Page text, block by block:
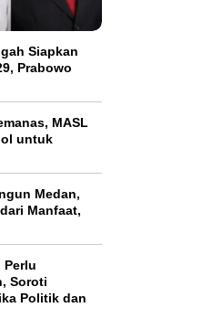
Siapkan
Prabowo
MASL
untuk
Medan,
Manfaat,
Perlu
Soroti
Politik dan